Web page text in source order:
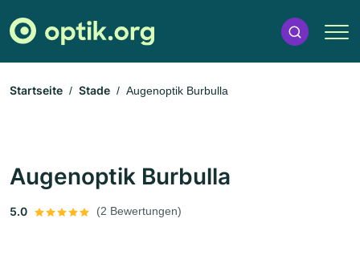
Startseite Stade Augenoptik Burbulla
Augenoptik Burbulla
5.0 (2 Bewertungen)